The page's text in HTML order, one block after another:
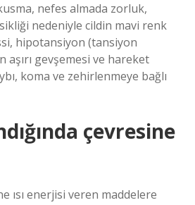
nefes almada zorluk,
nedeniyle cildin mavi renk
hipotansiyon (tansiyon
aşırı gevşemesi ve hareket
koma ve zehirlenmeye bağlı
çevresine
ısı enerjisi veren maddelere